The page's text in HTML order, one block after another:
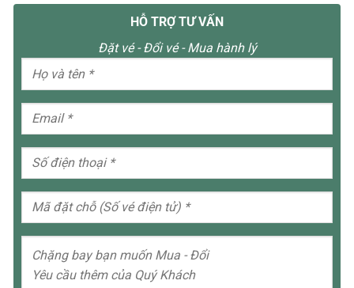
HỖ TRỢ TƯ VẤN
Đặt vé - Đổi vé - Mua hành lý